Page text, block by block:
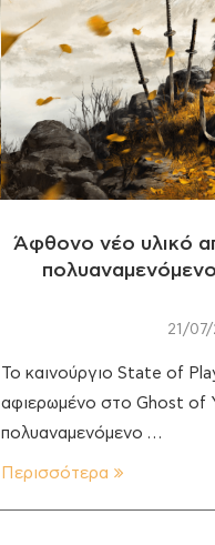
Άφθονο νέο υλικό
21/
Το καινούργιο State of
αφιερωμένο στο Ghost of
πολυαναμενόμενο …
Περισσότερα